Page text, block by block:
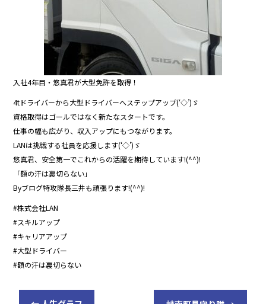
入社4年目・悠真君が大型免許を取得！
4tドライバーから大型ドライバーへステップアップ(‘◇’)ゞ
資格取得はゴールではなく新たなスタートです。
仕事の幅も広がり、収入アップにもつながります。
LANは挑戦する社員を応援します(‘◇’)ゞ
悠真君、安全第一でこれからの活躍を期待しています!(^^)!
「額の汗は裏切らない」
Byブログ特攻隊長三井も頑張ります!(^^)!
#株式会社LAN
#スキルアップ
#キャリアアップ
#大型ドライバー
#額の汗は裏切らない